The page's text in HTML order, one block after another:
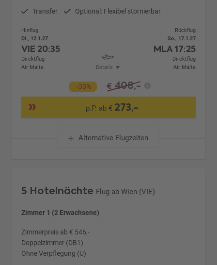
Transfer Optional: Flexibel stornierbar
Hinflug
Di., 12.1.27
VIE 20:35
Direktflug
Air Malta
Details
Rückflug
So., 17.1.27
MLA 17:25
Direktflug
Air Malta
-33% € 408,-
p.P. ab € 273,-
Alternative Flugzeiten
5 Hotelnächte Flug ab Wien (VIE)
Zimmer 1 (2 Erwachsene)
Zimmerpreis ab € 546,-
Doppelzimmer (DB1)
Ohne Verpflegung (U)